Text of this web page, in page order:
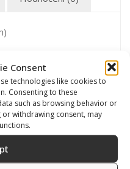
Consent
technologies like cookies to
Consenting to these
such as browsing behavior or
withdrawing consent, may